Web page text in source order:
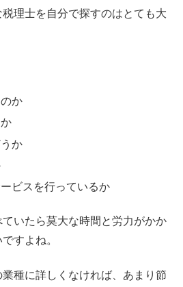
理士を自分で探すのはとても大
か
か
ビスを行っているか
いたら莫大な時間と労力がかか
すよね。
種に詳しくなければ、あまり節